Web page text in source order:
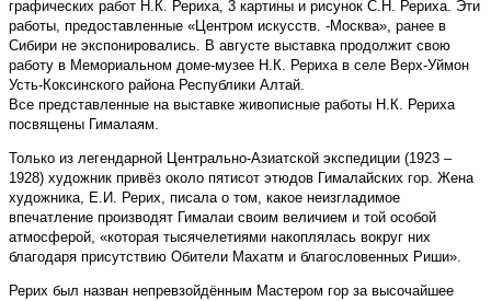
графических работ Н.К. Рериха, 3 картины и рисунок С.Н. Рериха. Эти
работы, предоставленные «Центром искусств. ‑Москва», ранее в
Сибири не экспонировались. В августе выставка продолжит свою
работу в Мемориальном доме-музее Н.К. Рериха в селе Верх-Уймон
Усть-Коксинского района Республики Алтай.
Все представленные на выставке живописные работы Н.К. Рериха
посвящены Гималаям.
Только из легендарной Центрально-Азиатской экспедиции (1923 –
1928) художник привёз около пятисот этюдов Гималайских гор. Жена
художника, Е.И. Рерих, писала о том, какое неизгладимое
впечатление производят Гималаи своим величием и той особой
атмосферой, «которая тысячелетиями накоплялась вокруг них
благодаря присутствию Обители Махатм и благословенных Риши».
Рерих был назван непревзойдённым Мастером гор за высочайшее